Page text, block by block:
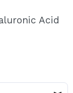
fare i tuoi
dei tuoi ordini e
Acid